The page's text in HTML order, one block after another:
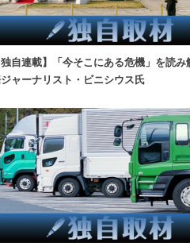
独自連載】「今そこにある危機」を読
ャーナリスト・ビニシウス氏